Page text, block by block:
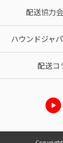
配送協力
ハウンドジャ
配送コ